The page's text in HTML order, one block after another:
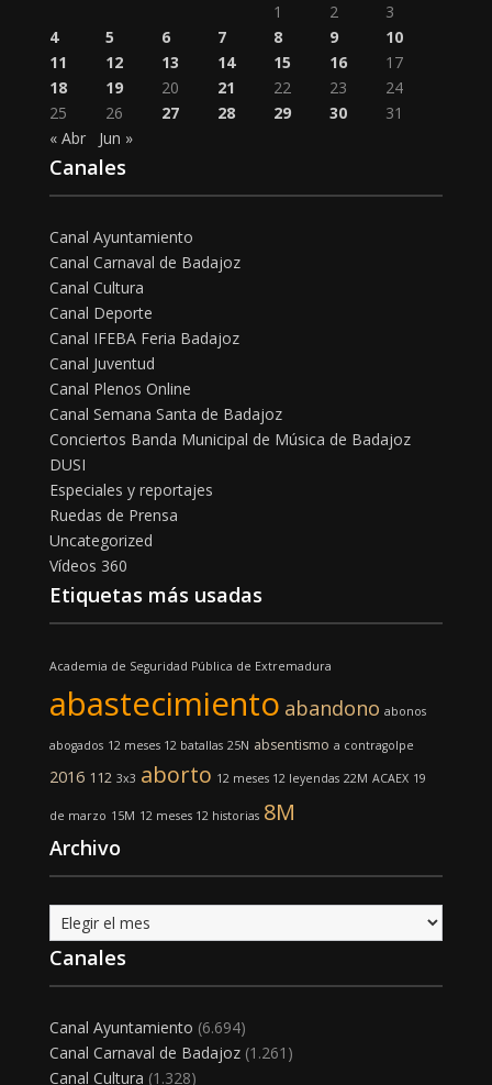
1
2
3
4
5 6 7 8 9
10
11
12 13 14 15 16
17
18
19 20 21 22 23
24
25
26 27 28 29 30
31
« Abr
Jun »
Canales
Canal Ayuntamiento
Canal Carnaval de Badajoz
Canal Cultura
Canal Deporte
Canal IFEBA Feria Badajoz
Canal Juventud
Canal Plenos Online
Canal Semana Santa de Badajoz
Conciertos Banda Municipal de Música de Badajoz
DUSI
Especiales y reportajes
Ruedas de Prensa
Uncategorized
Vídeos 360
Etiquetas más usadas
Academia de Seguridad Pública de Extremadura
abastecimiento abandono abonos
abogados 12 meses 12 batallas 25N absentismo a contragolpe
2016 112 3x3 aborto 12 meses 12 leyendas 22M ACAEX 19
de marzo 15M 12 meses 12 historias 8M
Archivo
Archivo
Canales
Canal Ayuntamiento (6.694)
Canal Carnaval de Badajoz(1.261)
Canal Cultura (1.328)